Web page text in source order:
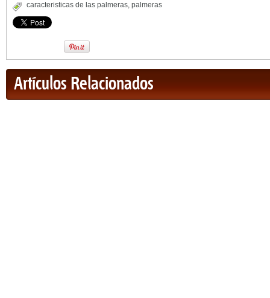
caracteristicas de las palmeras, palmeras
Artículos Relacionados